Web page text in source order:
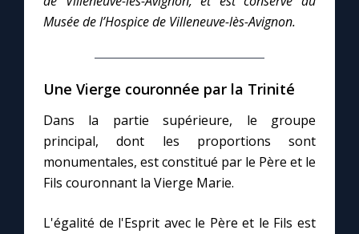
L'Évangile chaque jour
Les premiers samedis du mois
Musée de l’Hospice de Villeneuve-lès-Avignon.
Une Vierge couronnée par la Trinité
Dans la partie supérieure, le groupe
principal, dont les proportions sont
monumentales, est constitué par le Père et le
Fils couronnant la Vierge Marie.
L'égalité de l'Esprit avec le Père et le Fils est